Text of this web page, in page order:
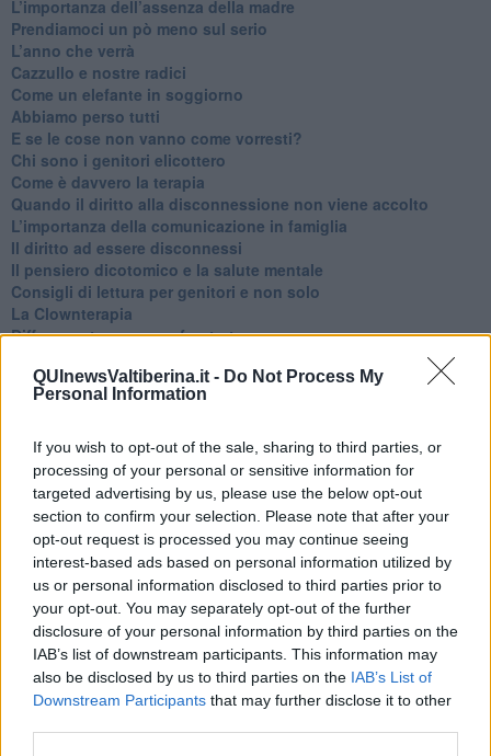
QUInewsValtiberina.it - Do Not Process My
Personal Information
If you wish to opt-out of the sale, sharing to third parties, or
processing of your personal or sensitive information for
targeted advertising by us, please use the below opt-out
section to confirm your selection. Please note that after your
opt-out request is processed you may continue seeing
interest-based ads based on personal information utilized by
us or personal information disclosed to third parties prior to
your opt-out. You may separately opt-out of the further
disclosure of your personal information by third parties on the
IAB’s list of downstream participants. This information may
also be disclosed by us to third parties on the IAB’s List of
Downstream Participants that may further disclose it to other
​L’importanza dell’assenza della madre
​Prendiamoci un pò meno sul serio
​L’anno che verrà
​Cazzullo e nostre radici
​Come un elefante in soggiorno
​Abbiamo perso tutti
E se le cose non vanno come vorresti?
​Chi sono i genitori elicottero
Come è davvero la terapia
Quando il diritto alla disconnessione non viene accolto
​L’importanza della comunicazione in famiglia
​Il diritto ad essere disconnessi
​Il pensiero dicotomico e la salute mentale
​Consigli di lettura per genitori e non solo
​La Clownterapia
​Differenze tra persone frustrate e non
Vacanze a km zero
​Buone Vacan(si)e!
​Storie antiche di tempi moderni
​Quello che alle mamme non dicono
Adultescenza
Homo imbecillis
​4 anni di Blog
Quando il silenzio è aggressivo
​Il passato, questo conosciuto!
​Clima ballerino e sbalzi d’umore
La maternità
​L’uomo o l’orso?
Non hanno un amico a teatro​
​Tutta una questione di rispetto
​Cose che ci esauriscono
​Vespa che passione!